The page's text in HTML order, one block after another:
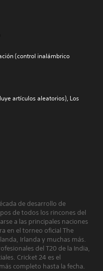
(control inalámbrico
artículos aleatorios), Los
de desarrollo de
de todos los rincones del
a las principales naciones
en el torneo oficial The
Irlanda y muchas más.
del T20 de la India,
Cricket 24 es el
completo hasta la fecha.